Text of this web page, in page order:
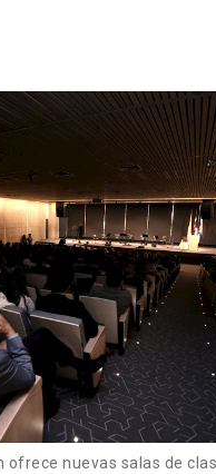
launch
ofrece nuevas salas de